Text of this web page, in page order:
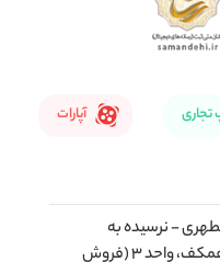
تجاری آپارات
- نرسیده به
سهروردی - پلاک 97 - طبقه ی همکف، واحد 3 (فروش